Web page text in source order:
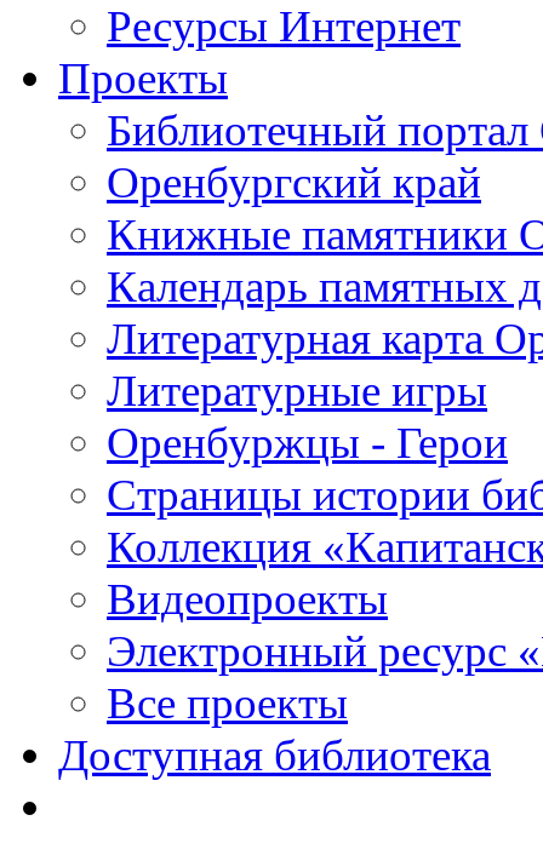
Ресурсы Интернет
Проекты
Библиотечный портал
Оренбургский край
Книжные памятники
Календарь памятных
Литературная карта
Литературные игры
Оренбуржцы - Герои
Страницы истории
Коллекция
Видеопроекты
Электронный ресурс
Все проекты
Доступная библиотека